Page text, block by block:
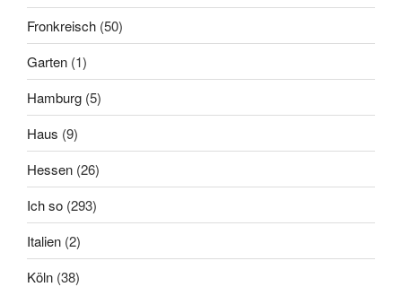
Fronkreisch (50)
Garten (1)
Hamburg (5)
Haus (9)
Hessen (26)
Ich so (293)
Italien (2)
Köln (38)